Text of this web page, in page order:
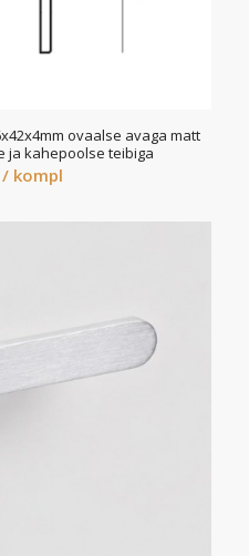
ovaalse avaga matt
ja kahepoolse teibiga
/ kompl